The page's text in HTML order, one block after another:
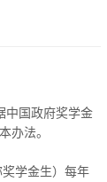
中国政府奖学金
办法。
学金生）每年